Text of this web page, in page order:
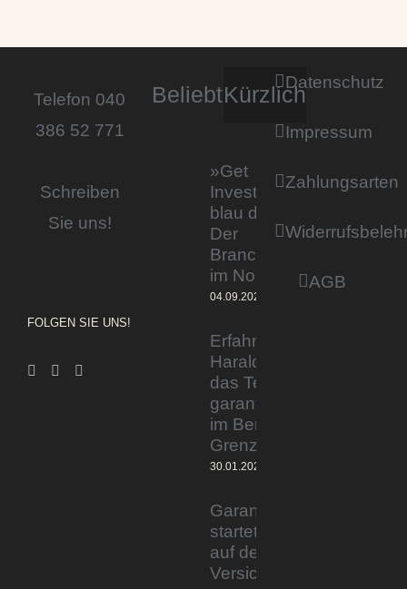
Telefon 040
386 52 771
Schreiben
Sie uns!
FOLGEN SIE UNS!
BeliebtKürzlich
»Get
Invested by
blau direkt«:
Der
Branchentag
im Norden
04.09.2023
Erfahrener Experte
Harald Wesely stärkt
das Team von
garantiertmehrnetto.de
im Bereich
Grenzgänger
30.01.2024
Garantiertmehrnetto.de®
startet Vermittlerplattform
auf deutschem
Versicherungsmarkt
Datenschutz
Impressum
Zahlungsarten
AGB